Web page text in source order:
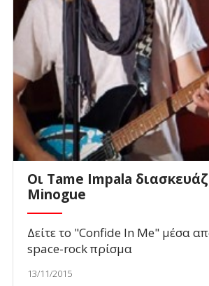
Οι Tame Impala
Minogue
Δείτε το "Confide In Me" μέσα
space-rock πρίσμα
13/11/2015